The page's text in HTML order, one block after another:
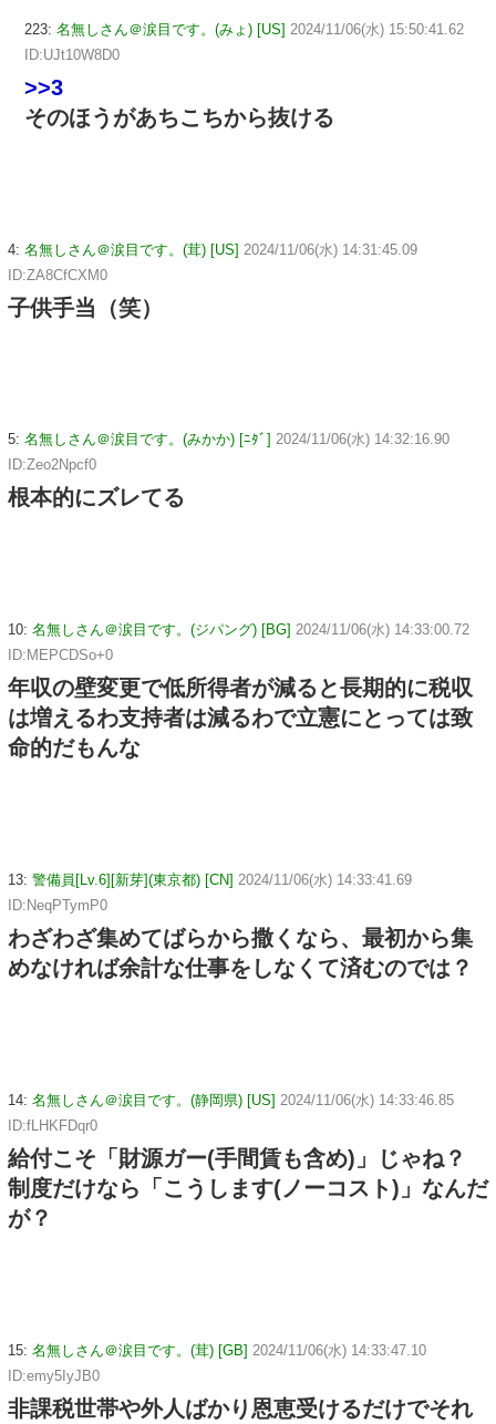
223: 名無しさん＠涙目です。(みょ) [US] 2024/11/06(水) 15:50:41.62
ID:UJt10W8D0
>>3
そのほうがあちこちから抜ける
4: 名無しさん＠涙目です。(茸) [US] 2024/11/06(水) 14:31:45.09
ID:ZA8CfCXM0
子供手当（笑）
5: 名無しさん＠涙目です。(みかか) [ﾆﾀﾞ] 2024/11/06(水) 14:32:16.90
ID:Zeo2Npcf0
根本的にズレてる
10: 名無しさん＠涙目です。(ジパング) [BG] 2024/11/06(水) 14:33:00.72
ID:MEPCDSo+0
年収の壁変更で低所得者が減ると長期的に税収
は増えるわ支持者は減るわで立憲にとっては致
命的だもんな
13: 警備員[Lv.6][新芽](東京都) [CN] 2024/11/06(水) 14:33:41.69
ID:NeqPTymP0
わざわざ集めてばらから撒くなら、最初から集
めなければ余計な仕事をしなくて済むのでは？
14: 名無しさん＠涙目です。(静岡県) [US] 2024/11/06(水) 14:33:46.85
ID:fLHKFDqr0
給付こそ「財源ガー(手間賃も含め)」じゃね？
制度だけなら「こうします(ノーコスト)」なんだ
が？
15: 名無しさん＠涙目です。(茸) [GB] 2024/11/06(水) 14:33:47.10
ID:emy5IyJB0
非課税世帯や外人ばかり恩恵受けるだけでそれ